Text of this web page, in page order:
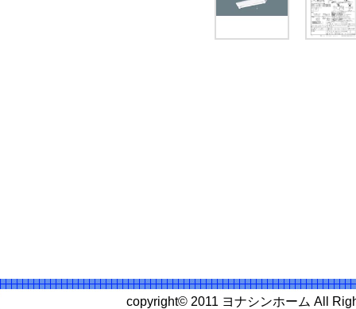
copyright© 2011 ヨナシンホーム All